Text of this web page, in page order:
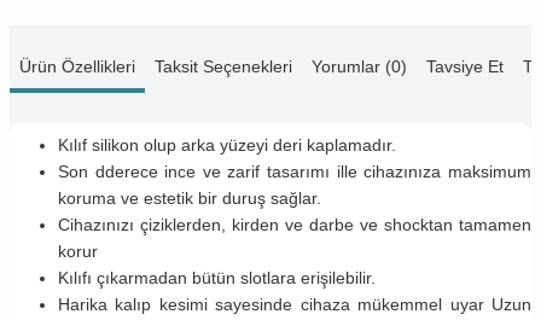
Ürün Özellikleri Taksit Seçenekleri Yorumlar (0) Tavsiye Et
Kılıf silikon olup arka yüzeyi deri kaplamadır.
Son dderece ince ve zarif tasarımı ille cihazınıza maksimum
koruma ve estetik bir duruş sağlar.
Cihazınızı çiziklerden, kirden ve darbe ve shocktan tamamen
korur
Kılıfı çıkarmadan bütün slotlara erişilebilir.
Harika kalıp kesimi sayesinde cihaza mükemmel uyar Uzun